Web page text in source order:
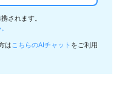
されます。
は こちらのAIチャット をご利用